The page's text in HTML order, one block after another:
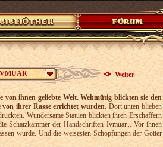
Weiter
von ihnen geliebte Welt. Wehmütig blickten sie den
von ihrer Rasse errichtet wurden.Dort unten blieben
Wundersame Statuen blickten ihren Erschaffern
Schatzkammer der Handschriften Ivmuar... Vor ihnen
wurde. Und die weisesten Schöpfungen der Götter